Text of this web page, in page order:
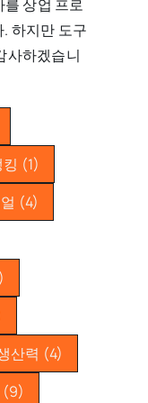
상업 프로
하지만 도구
사하겠습니
(1)
(4)
산력 (4)
(9)